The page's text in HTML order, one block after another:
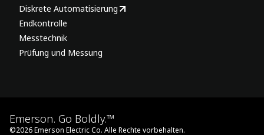
Diskrete Automatisierung
Endkontrolle
Messtechnik
Prüfung und Messung
Emerson. Go Boldly.™
©2026Emerson Electric Co. Alle Rechte vorbehalten.